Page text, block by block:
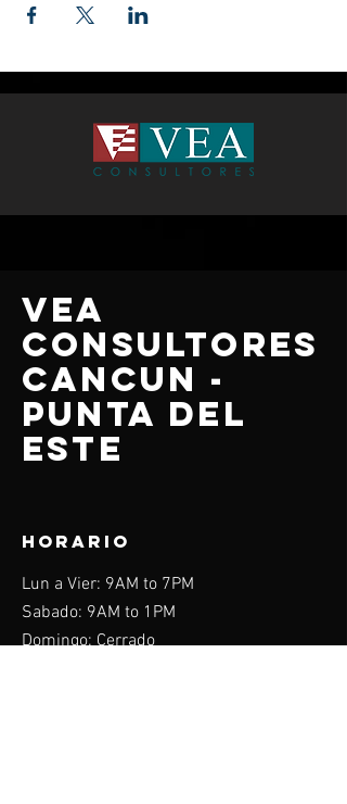
VEA
CONSULTORES
CANCUN -
PUNTA DEL
ESTE
HORARIO
Lun a Vier: 9AM to 7PM
Sabado: 9AM to 1PM
Domingo: Cerrado